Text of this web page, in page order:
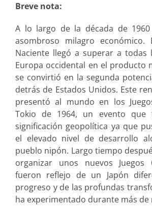
Breve nota:
A lo largo de la década de
asombroso milagro económico.
Naciente llegó a superar a todas
Europa occidental en el producto
se convirtió en la segunda
detrás de Estados Unidos. Este
presentó al mundo en los
Tokio de 1964, un evento que
significación geopolítica ya que
el elevado nivel de desarrollo
pueblo nipón. Largo tiempo
organizar unos nuevos Juegos
fueron reflejo de un Japón
progreso y de las profundas
ha experimentado durante más de